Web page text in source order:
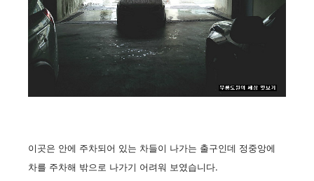
이곳은 안에 주차되어 있는 차들이 나가는 출구인데 정중앙에
차를 주차해 밖으로 나가기 어려워 보였습니다.